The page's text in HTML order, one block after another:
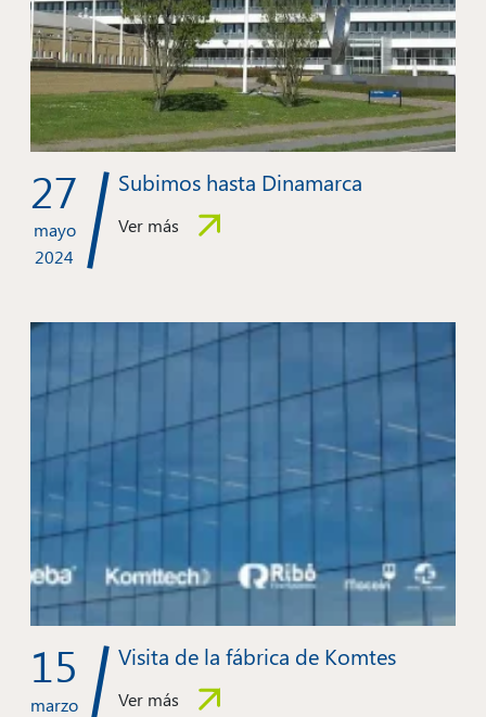
27
mayo
2024
Subimos hasta Dinamarca
Ver más
15
marzo
Visita de la fábrica de Komtes
Ver más